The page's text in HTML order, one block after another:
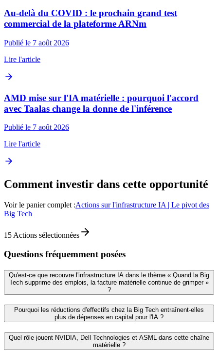
Au-delà du COVID : le prochain grand test
commercial de la plateforme ARNm
Publié le 7 août 2026
Lire l'article
AMD mise sur l'IA matérielle : pourquoi l'accord
avec Taalas change la donne de l'inférence
Publié le 7 août 2026
Lire l'article
Comment investir dans cette opportunité
Voir le panier complet :Actions sur l'infrastructure IA | Le pivot des
Big Tech
15 Actions sélectionnées
Questions fréquemment posées
Qu'est-ce que recouvre l'infrastructure IA dans le thème « Quand la Big
Tech supprime des emplois, la facture matérielle continue de grimper »
?
Pourquoi les réductions d'effectifs chez la Big Tech entraînent-elles
plus de dépenses en capital pour l'IA ?
Quel rôle jouent NVIDIA, Dell Technologies et ASML dans cette chaîne
matérielle ?